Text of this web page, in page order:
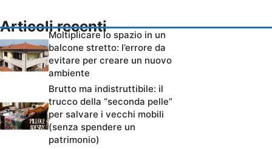
Articoli recenti
Moltiplicare lo spazio in un
balcone stretto: l’errore da
evitare per creare un nuovo
ambiente
Brutto ma indistruttibile: il
trucco della “seconda pelle”
per salvare i vecchi mobili
(senza spendere un
patrimonio)